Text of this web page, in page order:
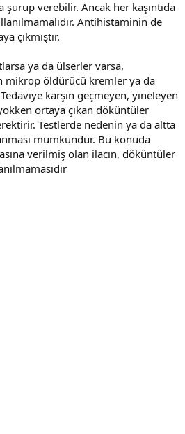
verebilir. Ancak her kaşıntıda
Antihistaminin de
çıkmıştır.
ya da ülserler varsa,
mikrop öldürücü kremler ya da
karşın geçmeyen, yineleyen
ortaya çıkan döküntüler
Testlerde nedenin ya da altta
mümkündür. Bu konuda
verilmiş olan ilacın, döküntüler